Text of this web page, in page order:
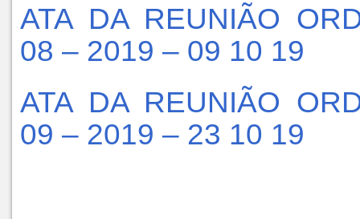
ATA DA REUNIÃO
08 – 2019 – 09 10 19
ATA DA REUNIÃO
09 – 2019 – 23 10 19